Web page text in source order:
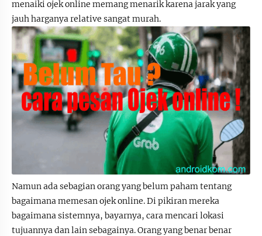
menaiki ojek online memang menarik karena jarak yang
jauh harganya relative sangat murah.
Namun ada sebagian orang yang belum paham tentang
bagaimana memesan ojek online. Di pikiran mereka
bagaimana sistemnya, bayarnya, cara mencari lokasi
tujuannya dan lain sebagainya. Orang yang benar benar